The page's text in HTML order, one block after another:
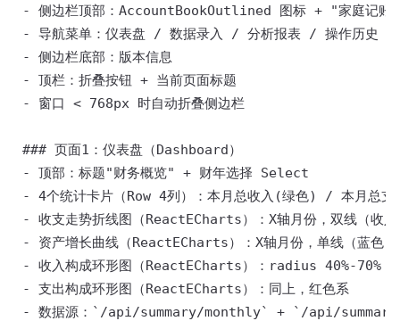
- 侧边栏顶部：AccountBookOutlined 图标 + "家庭记
- 导航菜单：仪表盘 / 数据录入 / 分析报表 / 操作历史
- 侧边栏底部：版本信息
- 顶栏：折叠按钮 + 当前页面标题
- 窗口 < 768px 时自动折叠侧边栏
### 页面1：仪表盘（Dashboard）
- 顶部：标题"财务概览" + 财年选择 Select
- 4个统计卡片（Row 4列）：本月总收入(绿色) / 本月
- 收支走势折线图（ReactECharts）：X轴月份，双线（收
- 资产增长曲线（ReactECharts）：X轴月份，单线（蓝色
- 收入构成环形图（ReactECharts）：radius 40%-70%，
- 支出构成环形图（ReactECharts）：同上，红色系
- 数据源：`/api/summary/monthly` + `/api/